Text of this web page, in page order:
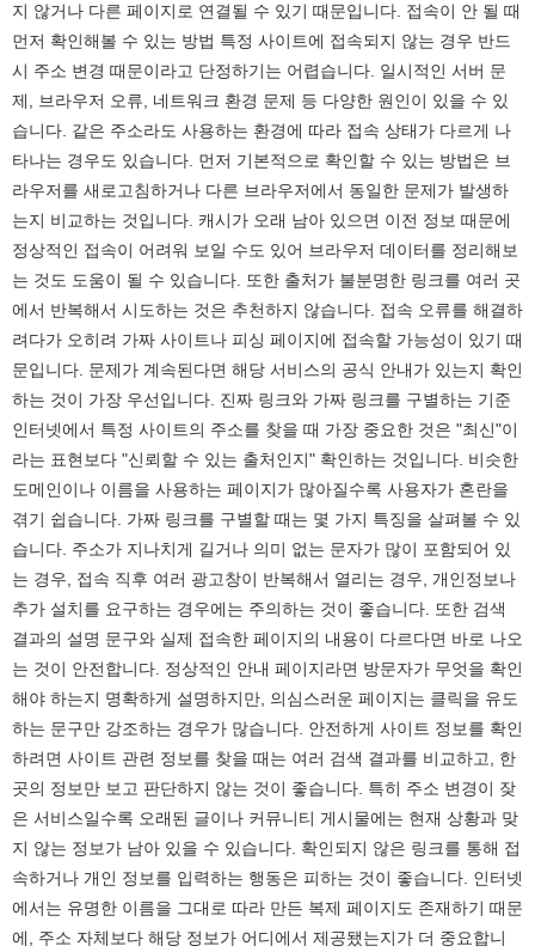
지 않거나 다른 페이지로 연결될 수 있기 때문입니다. 접속이 안 될 때
먼저 확인해볼 수 있는 방법 특정 사이트에 접속되지 않는 경우 반드
시 주소 변경 때문이라고 단정하기는 어렵습니다. 일시적인 서버 문
제, 브라우저 오류, 네트워크 환경 문제 등 다양한 원인이 있을 수 있
습니다. 같은 주소라도 사용하는 환경에 따라 접속 상태가 다르게 나
타나는 경우도 있습니다. 먼저 기본적으로 확인할 수 있는 방법은 브
라우저를 새로고침하거나 다른 브라우저에서 동일한 문제가 발생하
는지 비교하는 것입니다. 캐시가 오래 남아 있으면 이전 정보 때문에
정상적인 접속이 어려워 보일 수도 있어 브라우저 데이터를 정리해보
는 것도 도움이 될 수 있습니다. 또한 출처가 불분명한 링크를 여러 곳
에서 반복해서 시도하는 것은 추천하지 않습니다. 접속 오류를 해결하
려다가 오히려 가짜 사이트나 피싱 페이지에 접속할 가능성이 있기 때
문입니다. 문제가 계속된다면 해당 서비스의 공식 안내가 있는지 확인
하는 것이 가장 우선입니다. 진짜 링크와 가짜 링크를 구별하는 기준
인터넷에서 특정 사이트의 주소를 찾을 때 가장 중요한 것은 "최신"이
라는 표현보다 "신뢰할 수 있는 출처인지" 확인하는 것입니다. 비슷한
도메인이나 이름을 사용하는 페이지가 많아질수록 사용자가 혼란을
겪기 쉽습니다. 가짜 링크를 구별할 때는 몇 가지 특징을 살펴볼 수 있
습니다. 주소가 지나치게 길거나 의미 없는 문자가 많이 포함되어 있
는 경우, 접속 직후 여러 광고창이 반복해서 열리는 경우, 개인정보나
추가 설치를 요구하는 경우에는 주의하는 것이 좋습니다. 또한 검색
결과의 설명 문구와 실제 접속한 페이지의 내용이 다르다면 바로 나오
는 것이 안전합니다. 정상적인 안내 페이지라면 방문자가 무엇을 확인
해야 하는지 명확하게 설명하지만, 의심스러운 페이지는 클릭을 유도
하는 문구만 강조하는 경우가 많습니다. 안전하게 사이트 정보를 확인
하려면 사이트 관련 정보를 찾을 때는 여러 검색 결과를 비교하고, 한
곳의 정보만 보고 판단하지 않는 것이 좋습니다. 특히 주소 변경이 잦
은 서비스일수록 오래된 글이나 커뮤니티 게시물에는 현재 상황과 맞
지 않는 정보가 남아 있을 수 있습니다. 확인되지 않은 링크를 통해 접
속하거나 개인 정보를 입력하는 행동은 피하는 것이 좋습니다. 인터넷
에서는 유명한 이름을 그대로 따라 만든 복제 페이지도 존재하기 때문
에, 주소 자체보다 해당 정보가 어디에서 제공됐는지가 더 중요합니